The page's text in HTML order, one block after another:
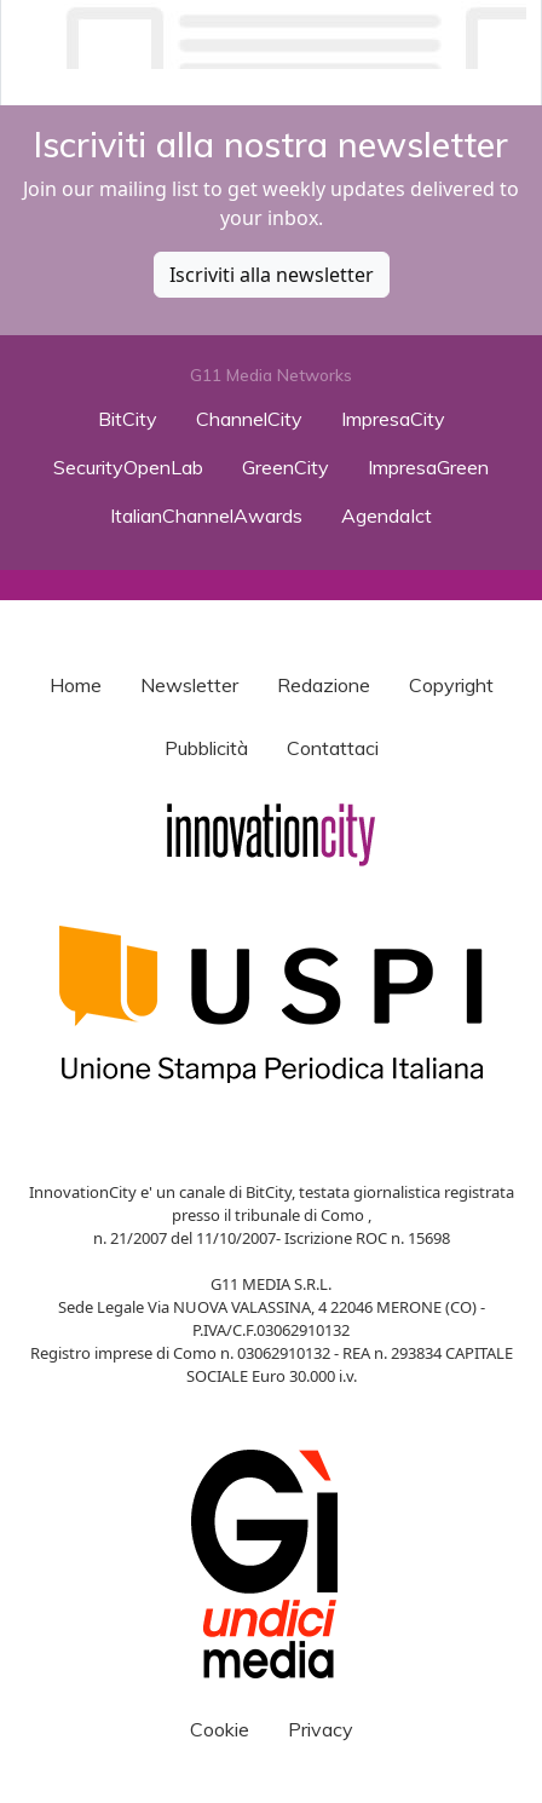
Iscriviti alla nostra newsletter
Join our mailing list to get weekly updates delivered to
your inbox.
Iscriviti alla newsletter
G11 Media Networks
BitCity ChannelCity
ImpresaCity
SecurityOpenLab
GreenCity
ImpresaGreen
ItalianChannelAwards
AgendaIct
Home Newsletter Redazione Copyright
Pubblicità Contattaci
InnovationCity e' un canale di BitCity, testata giornalistica registrata
presso il tribunale di Como ,
n. 21/2007 del 11/10/2007- Iscrizione ROC n. 15698
G11 MEDIA S.R.L.
Sede Legale Via NUOVA VALASSINA, 4 22046 MERONE (CO) -
P.IVA/C.F.03062910132
Registro imprese di Como n. 03062910132 - REA n. 293834 CAPITALE
SOCIALE Euro 30.000 i.v.
Cookie Privacy